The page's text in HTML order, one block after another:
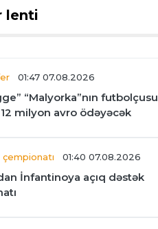
lenti
01:47 07.08.2026
“Malyorka”nın futbolçusu
milyon avro ödəyəcək
çempionatı 01:40 07.08.2026
İnfantinoya açıq dəstək